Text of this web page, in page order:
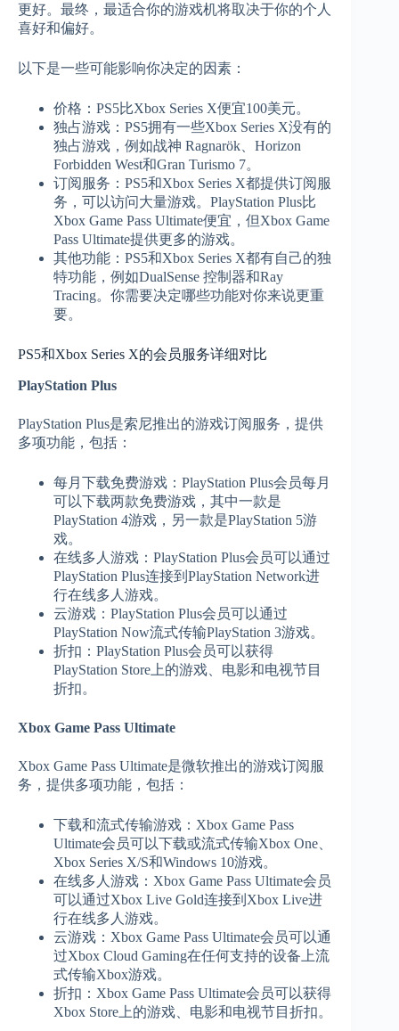
更好。最终，最适合你的游戏机将取决于你的个人
喜好和偏好。
以下是一些可能影响你决定的因素：
价格：PS5比Xbox Series X便宜100美元。
独占游戏：PS5拥有一些Xbox Series X没有的
独占游戏，例如战神 Ragnarök、Horizon
Forbidden West和Gran Turismo 7。
订阅服务：PS5和Xbox Series X都提供订阅服
务，可以访问大量游戏。PlayStation Plus比
Xbox Game Pass Ultimate便宜，但Xbox Game
Pass Ultimate提供更多的游戏。
其他功能：PS5和Xbox Series X都有自己的独
特功能，例如DualSense 控制器和Ray
Tracing。你需要决定哪些功能对你来说更重
要。
PS5和Xbox Series X的会员服务详细对比
PlayStation Plus
PlayStation Plus是索尼推出的游戏订阅服务，提供
多项功能，包括：
每月下载免费游戏：PlayStation Plus会员每月
可以下载两款免费游戏，其中一款是
PlayStation 4游戏，另一款是PlayStation 5游
戏。
在线多人游戏：PlayStation Plus会员可以通过
PlayStation Plus连接到PlayStation Network进
行在线多人游戏。
云游戏：PlayStation Plus会员可以通过
PlayStation Now流式传输PlayStation 3游戏。
折扣：PlayStation Plus会员可以获得
PlayStation Store上的游戏、电影和电视节目
折扣。
Xbox Game Pass Ultimate
Xbox Game Pass Ultimate是微软推出的游戏订阅服
务，提供多项功能，包括：
下载和流式传输游戏：Xbox Game Pass
Ultimate会员可以下载或流式传输Xbox One、
Xbox Series X/S和Windows 10游戏。
在线多人游戏：Xbox Game Pass Ultimate会员
可以通过Xbox Live Gold连接到Xbox Live进
行在线多人游戏。
云游戏：Xbox Game Pass Ultimate会员可以通
过Xbox Cloud Gaming在任何支持的设备上流
式传输Xbox游戏。
折扣：Xbox Game Pass Ultimate会员可以获得
Xbox Store上的游戏、电影和电视节目折扣。